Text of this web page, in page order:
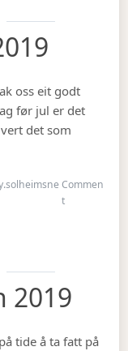
oss eit godt
før jul er det
det som
Commen
ton
2019
tide å ta fatt på